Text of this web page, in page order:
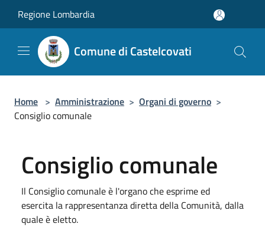
Regione Lombardia
Comune di Castelcovati
Home > Amministrazione > Organi di governo >
Consiglio comunale
Consiglio comunale
Il Consiglio comunale è l'organo che esprime ed
esercita la rappresentanza diretta della Comunità, dalla
quale è eletto.